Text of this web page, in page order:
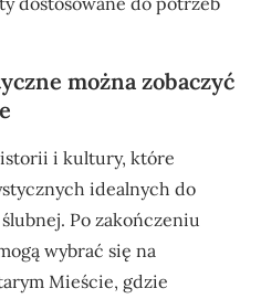
można zobaczyć
i kultury, które
idealnych do
Po zakończeniu
wybrać się na
Mieście, gdzie